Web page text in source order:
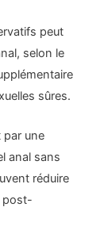
peut
selon le
sûres.
par une
anal sans
réduire
post-